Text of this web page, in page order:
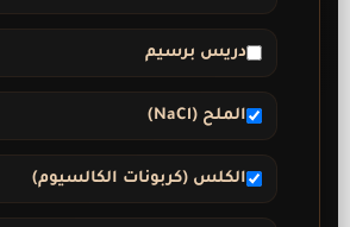
دريس برسيم
الملح (NaCl)
الكلس (كربونات الكالسيوم)